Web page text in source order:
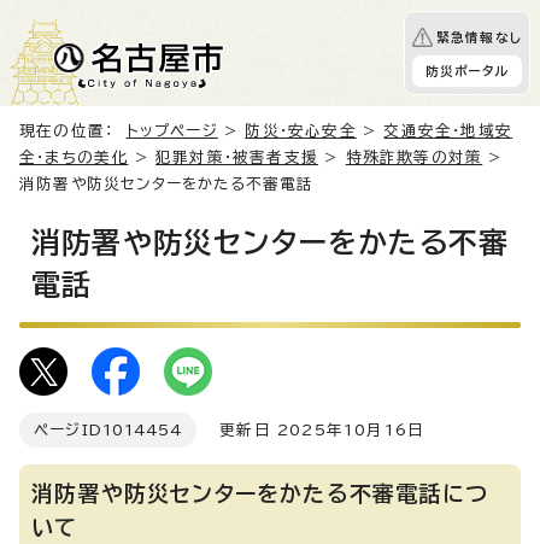
緊急情報なし
防災ポータル
現在の位置： トップページ > 防災・安心安全 >交通安全・地域安
全・まちの美化
>犯罪対策・被害者支援 > 特殊詐欺等の対策
>
消防署や防災センターをかたる不審電話
消防署や防災センターをかたる不審
電話
ページID 1014454 更新日 2025年10月16日
消防署や防災センターをかたる不審電話につ
いて